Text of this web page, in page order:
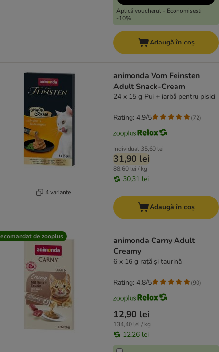
Aplică voucherul - Economisești
-10%
Adaugă în coș
4 variante
animonda Vom Feinsten
Adult Snack-Cream
24 x 15 g Pui + iarbă pentru pisici
Individual 35,60 lei
31,90 lei
88,60 lei / kg
30,31 lei
Rating: 4.9/5 (72)
Adaugă în coș
de zooplus
animonda Carny Adult
Creamy
6 x 16 g rață și taurină
12,90 lei
134,40 lei / kg
12,26 lei
Rating: 4.8/5 (90)